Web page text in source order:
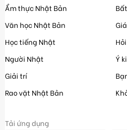
Ẩm thực Nhật Bản
Văn học Nhật Bản
Học tiếng Nhật
Người Nhật
Giải trí
Rao vặt Nhật Bản
Ý
Tải ứng dụng